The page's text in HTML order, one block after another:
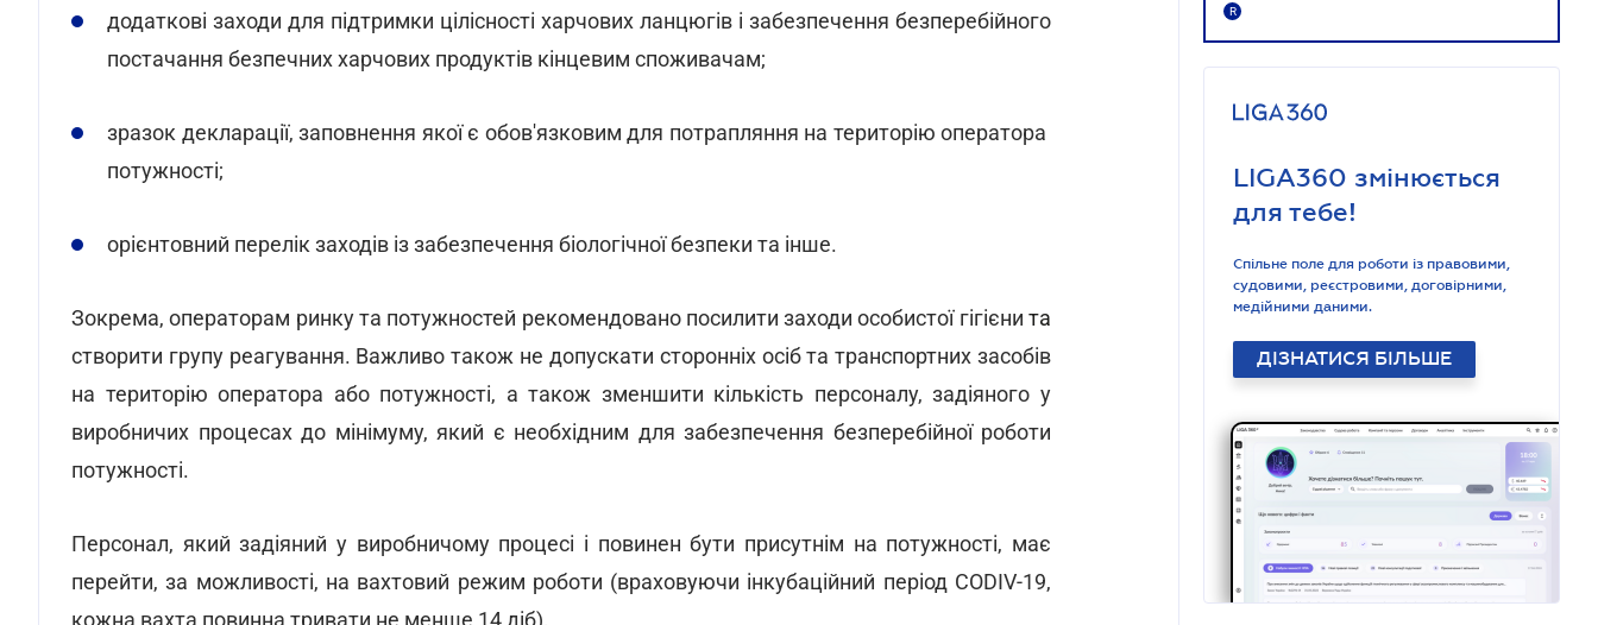
додаткові заходи для підтримки цілісності харчових ланцюгів і забезпечення безперебійного
постачання безпечних харчових продуктів кінцевим споживачам;
зразок декларації, заповнення якої є обов'язковим для потрапляння на територію оператора
потужності;
орієнтовний перелік заходів із забезпечення біологічної безпеки та інше.
Зокрема, операторам ринку та потужностей рекомендовано посилити заходи особистої гігієни та
створити групу реагування. Важливо також не допускати сторонніх осіб та транспортних засобів
на територію оператора або потужності, а також зменшити кількість персоналу, задіяного у
виробничих процесах до мінімуму, який є необхідним для забезпечення безперебійної роботи
потужності.
Персонал, який задіяний у виробничому процесі і повинен бути присутнім на потужності, має
перейти, за можливості, на вахтовий режим роботи (враховуючи інкубаційний період CODIV-19,
кожна вахта повинна тривати не менше 14 діб).
R
LIGA360 змінюється
для тебе!
Спільне поле для роботи із правовими,
судовими, реєстровими, договірними,
медійними даними.
ДІЗНАТИСЯ БІЛЬШЕ